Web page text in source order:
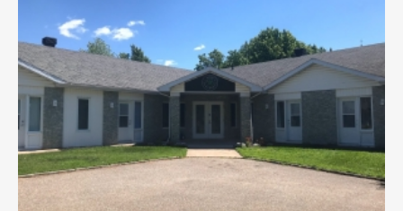
un cinéma, une chapelle, une bibliothèque, une salle
d’entraînement et une piscine.